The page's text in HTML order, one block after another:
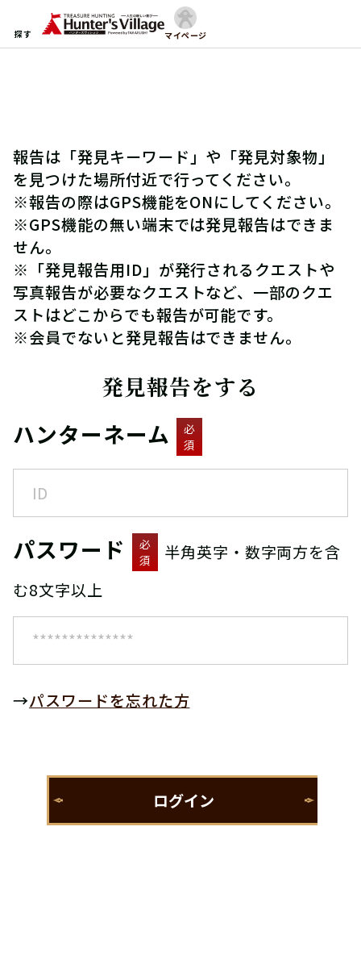
探す マイページ
報告は「発見キーワード」や「発見対象物」
を見つけた場所付近で行ってください。
※報告の際はGPS機能をONにしてください。
※GPS機能の無い端末では発見報告はできま
せん。
※「発見報告用ID」が発行されるクエストや
写真報告が必要なクエストなど、一部のクエ
ストはどこからでも報告が可能です。
※会員でないと発見報告はできません。
発見報告をする
ハンターネーム
必
須
パスワード
必
須
半角英字・数字両方を含
む8文字以上
→パスワードを忘れた方